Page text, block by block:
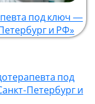
под ключ —
и РФ»
под
Петербург и